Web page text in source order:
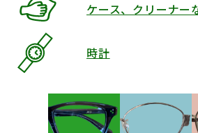
ケース、クリーナー
時計